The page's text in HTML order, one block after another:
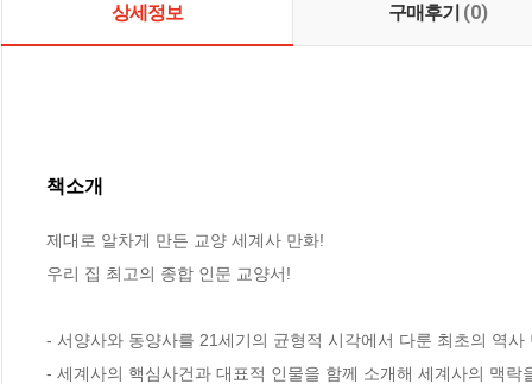
상세정보 구매후기 (0)
책소개
제대로 알차게 만든 교양 세계사 만화!
우리 집 최고의 종합 인문 교양서!
- 서양사와 동양사를 21세기의 균형적 시각에서 다룬 최초의 역사
- 세계사의 핵심사건과 대표적 인물을 함께 소개해 세계사의 맥락